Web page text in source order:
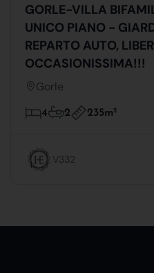
GORLE-VILLA
UNICO PIANO -
REPARTO AUTO,
OCCASIONISSIMA!!!
Gorle
4 2 235m2
V332